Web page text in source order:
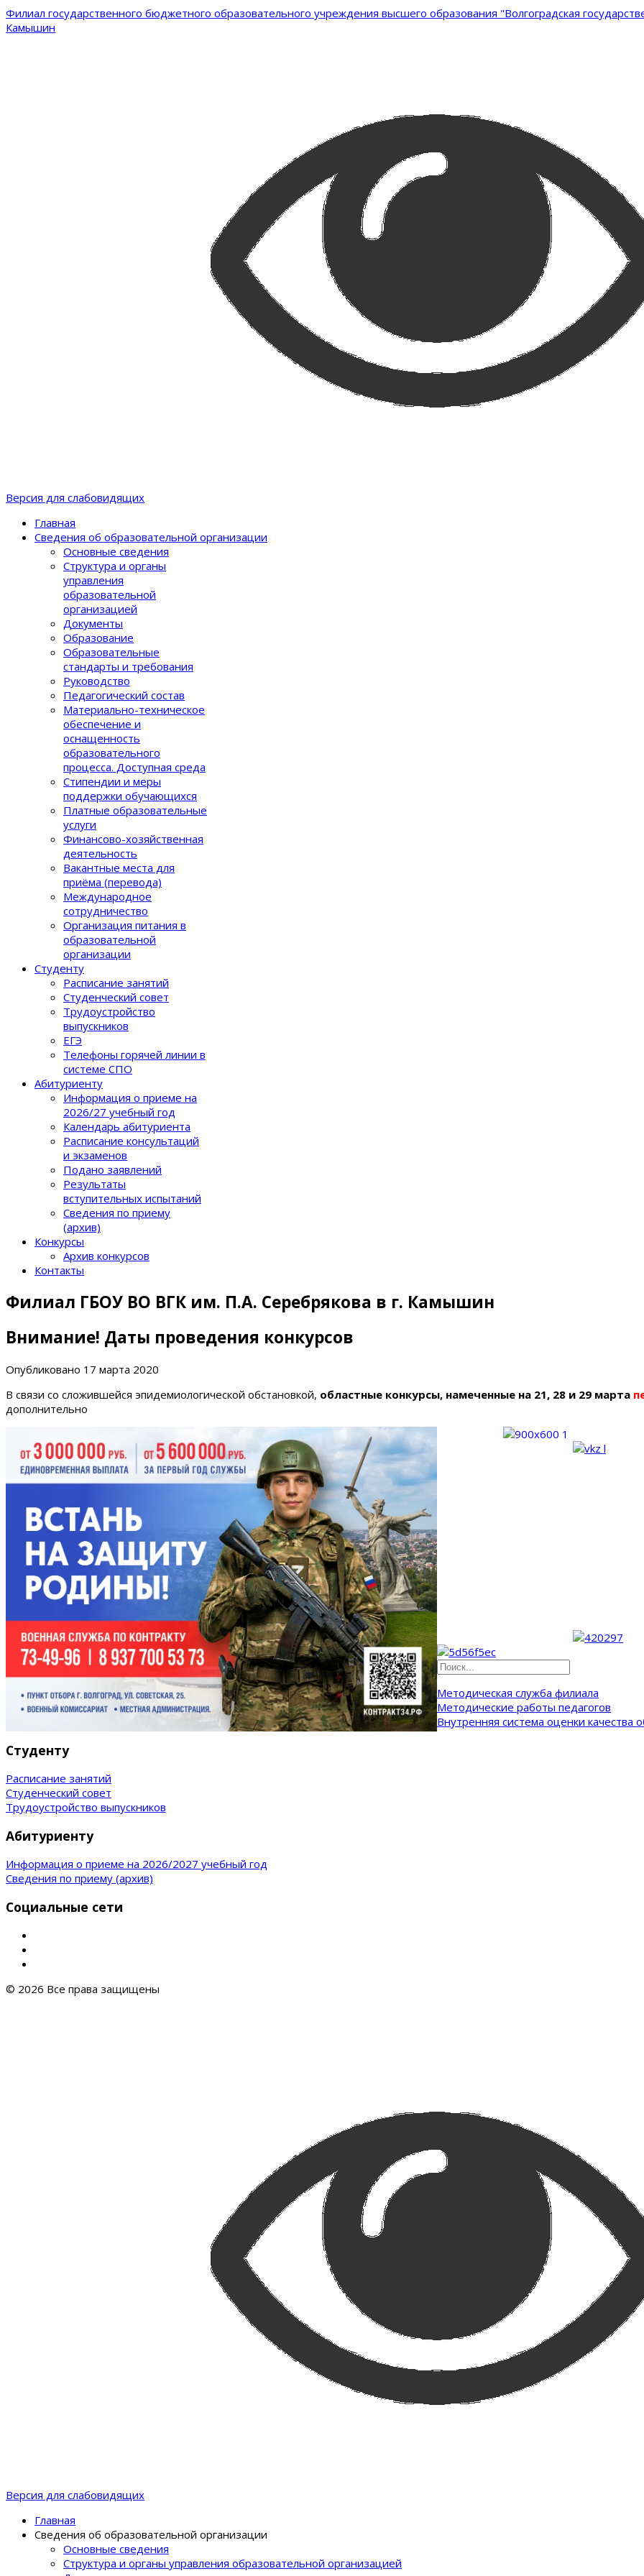
Филиал государственного бюджетного образовательного учреждения высшего образования "Волгоградская
Камышин
Версия для слабовидящих
Главная
Сведения об образовательной организации
Основные сведения
Структура и органы
управления
образовательной
организацией
Документы
Образование
Образовательные
стандарты и требования
Руководство
Педагогический состав
Материально-техническое
обеспечение и
оснащенность
образовательного
процеcса. Доступная среда
Стипендии и меры
поддержки обучающихся
Платные образовательные
услуги
Финансово-хозяйственная
деятельность
Вакантные места для
приёма (перевода)
Международное
сотрудничество
Организация питания в
образовательной
организации
Студенту
Расписание занятий
Студенческий совет
Трудоустройство
выпускников
ЕГЭ
Телефоны горячей линии в
системе СПО
Абитуриенту
Информация о приеме на
2026/27 учебный год
Календарь абитуриента
Расписание консультаций
и экзаменов
Подано заявлений
Результаты
вступительных испытаний
Сведения по приему
(архив)
Конкурсы
Архив конкурсов
Контакты
Филиал ГБОУ ВО ВГК им. П.А. Серебрякова в г. Камышин
Внимание! Даты проведения конкурсов
Опубликовано 17 марта 2020
В связи со сложившейся эпидемиологической обстановкой, областные конкурсы, намеченные на 21, 28 и 29 марта
дополнительно
Методическая служба филиала
Методические работы педагогов
Внутренняя система оценки качества
Студенту
Расписание занятий
Студенческий совет
Трудоустройство выпускников
Абитуриенту
Информация о приеме на 2026/2027 учебный год
Сведения по приему (архив)
Социальные сети
© 2026 Все права защищены
Версия для слабовидящих
Главная
Сведения об образовательной организации
Основные сведения
Структура и органы управления образовательной организацией